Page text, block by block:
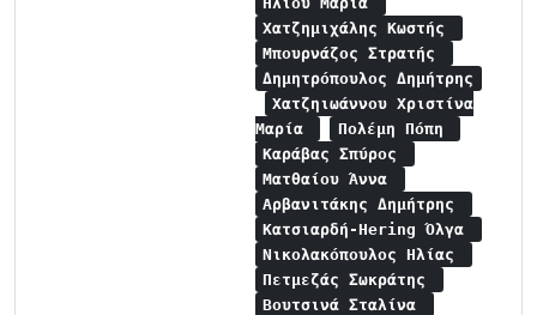
Χατζημιχάλης Κωστής
Μπουρνάζος Στρατής
Δημητρόπουλος Δημήτρης
Χατζηιωάννου Χριστίνα
Μαρία
Πολέμη Πόπη
Καράβας Σπύρος
Ματθαίου Άννα
Αρβανιτάκης Δημήτρης
Κατσιαρδή-Hering Όλγα
Νικολακόπουλος Ηλίας
Πετμεζάς Σωκράτης
Βουτσινά Σταλίνα